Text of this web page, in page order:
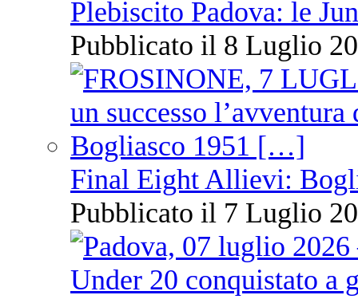
Plebiscito Padova: le
Pubblicato il 8 Luglio
Final Eight Allievi:
Pubblicato il 7 Luglio